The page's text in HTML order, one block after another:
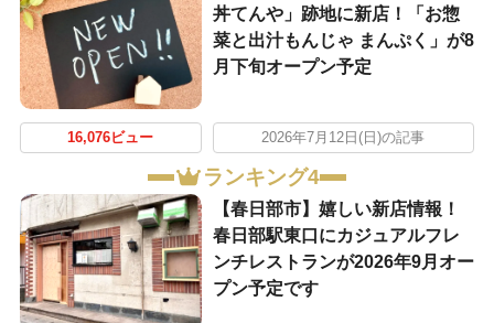
丼てんや」跡地に新店！「お惣
菜と出汁もんじゃ まんぷく」が8
月下旬オープン予定
16,076ビュー 2026年7月12日(日)の記事
ランキング4
【春日部市】嬉しい新店情報！
春日部駅東口にカジュアルフレ
ンチレストランが2026年9月オー
プン予定です